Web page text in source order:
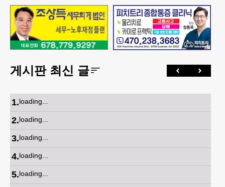
게시판 최신 글
1.loading...
2.loading...
3.loading...
4.loading...
5.loading...